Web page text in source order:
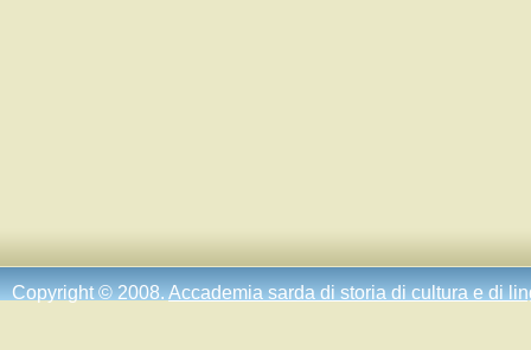
Copyright © 2008.Accademia sarda di storia di cultura e di